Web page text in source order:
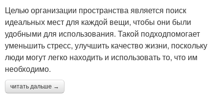
Целью организации пространства является поиск
идеальных мест для каждой вещи, чтобы они были
удобными для использования. Такой подходпомогает
уменьшить стресс, улучшить качество жизни, поскольку
люди могут легко находить и использовать то, что им
необходимо.
читать дальше →